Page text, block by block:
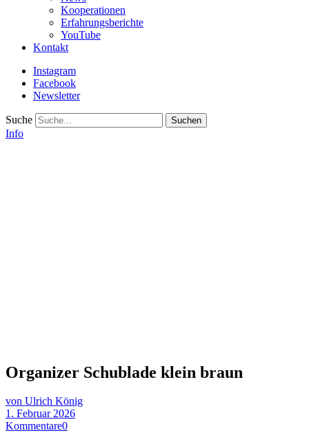
Kooperationen
Erfahrungsberichte
YouTube
Kontakt
Instagram
Facebook
Newsletter
Suche
Info
Organizer Schublade klein braun
von Ulrich König
1. Februar 2026
Kommentare0